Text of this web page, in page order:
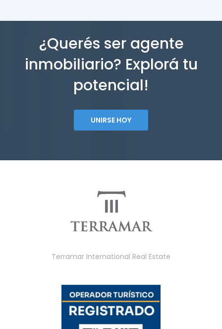
¿Querés ser agente
inmobiliario? Explorá tu
potencial!
UNIRSE HOY
Terramar International Real Estate